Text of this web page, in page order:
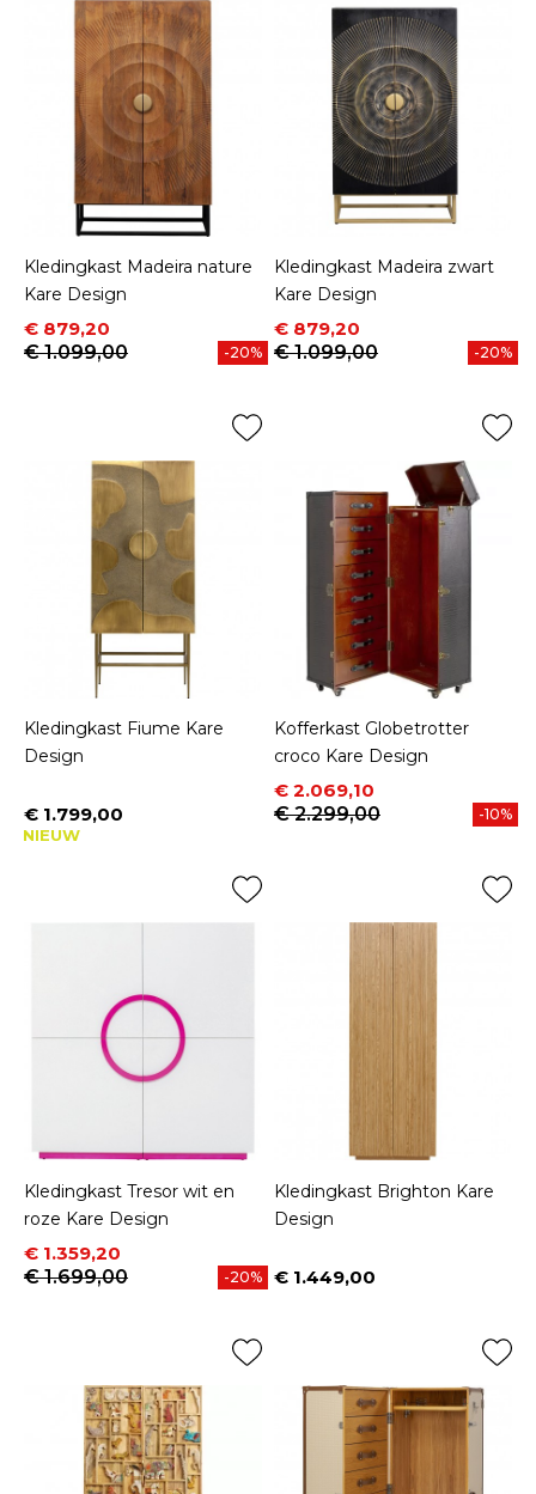
Kledingkast Madeira nature
Kare Design
Prijs
€ 879,20
Normale prijs
€ 1.099,00
-20%
Kledingkast Madeira zwart
Kare Design
Prijs
€ 879,20
Normale prijs
€ 1.099,00
-20%
Kledingkast Fiume Kare
Design
Prijs
€ 1.799,00
NIEUW
Kofferkast Globetrotter
croco Kare Design
Prijs
€ 2.069,10
Normale prijs
€ 2.299,00
-10%
Kledingkast Tresor wit en
roze Kare Design
Prijs
€ 1.359,20
Normale prijs
€ 1.699,00
-20%
Kledingkast Brighton Kare
Design
Prijs
€ 1.449,00